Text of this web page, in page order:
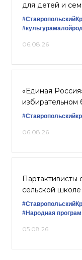
для детей и
06.08.26
«Единая
избирательном
06.08.26
Партактивисты
сельской школе
#Народная
05.08.26